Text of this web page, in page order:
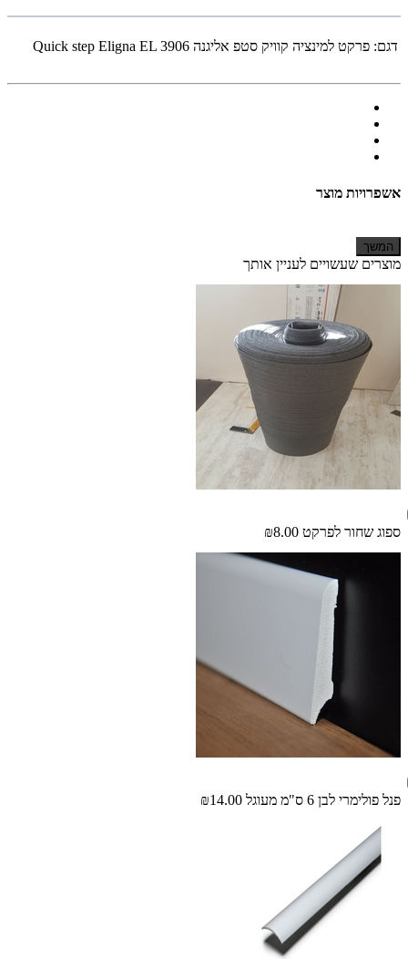
דגם: פרקט למינציה קוויק סטפ אליגנה Quick step Eligna EL 3906
אשפרויות מוצר
המשך
מוצרים שעשויים לעניין אותך
ספוג שחור לפרקט ₪8.00
פנל פולימרי לבן 6 ס"מ מעוגל ₪14.00